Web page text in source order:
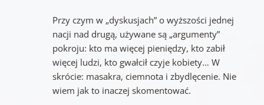
Przy czym w „dyskusjach” o wyższości jednej
nacji nad drugą, używane są „argumenty”
pokroju: kto ma więcej pieniędzy, kto zabił
więcej ludzi, kto gwałcił czyje kobiety… W
skrócie: masakra, ciemnota i zbydlęcenie. Nie
wiem jak to inaczej skomentować.